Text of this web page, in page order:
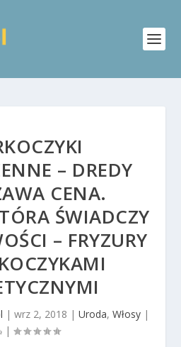
– DREDY
CENA.
ŚWIADCZY
– FRYZURY
| wrz 2, 2018 | Uroda, Włosy |
|